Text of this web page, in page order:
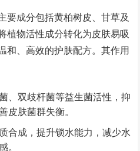
要成分包括黄柏树皮、甘草及
植物活性成分转化为皮肤易吸
和、高效的护肤配方。其作用
、双歧杆菌等益生菌活性，抑
皮肤菌群失衡。
合成，提升锁水能力，减少水
。